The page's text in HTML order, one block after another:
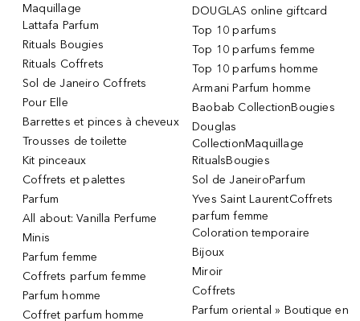
Maquillage
Lattafa Parfum
Rituals Bougies
Rituals Coffrets
Sol de Janeiro Coffrets
Pour Elle
Barrettes et pinces à cheveux
Trousses de toilette
Kit pinceaux
Coffrets et palettes
Parfum
All about: Vanilla Perfume
Minis
Parfum femme
Coffrets parfum femme
Parfum homme
Coffret parfum homme
DOUGLAS online giftcard
Top 10 parfums
Top 10 parfums femme
Top 10 parfums homme
Armani Parfum homme
Baobab CollectionBougies
Douglas
CollectionMaquillage
RitualsBougies
Sol de JaneiroParfum
Yves Saint LaurentCoffrets
parfum femme
Coloration temporaire
Bijoux
Miroir
Coffrets
Parfum oriental » Boutique en